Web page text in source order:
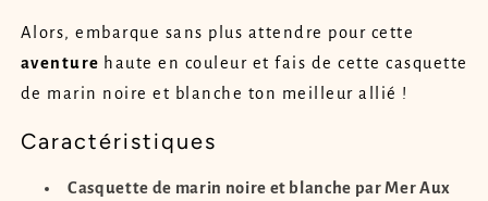
Alors, embarque sans plus attendre pour cette
aventure haute en couleur et fais de cette casquette
de marin noire et blanche ton meilleur allié !
Caractéristiques
Casquette de marin noire et blanche par Mer Aux